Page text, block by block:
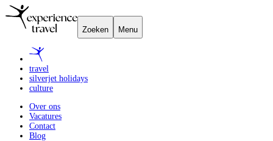
Zoeken Menu
travel
silverjet holidays
culture
Over ons
Vacatures
Contact
Blog